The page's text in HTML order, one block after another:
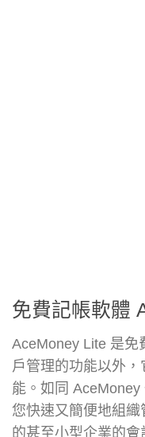
免費記帳軟體
AceMoney Lite 是免
戶管理的功能以外
能。如同
您快速又簡便地組
的甚至小型企業的會